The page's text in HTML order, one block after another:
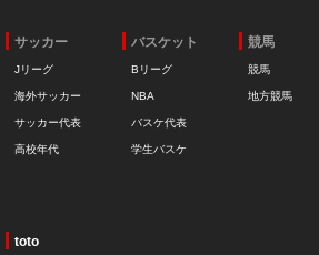
サッカー
Jリーグ
海外サッカー
サッカー代表
高校年代
バスケット
Bリーグ
NBA
バスケ代表
学生バスケ
競馬
競馬
地方競馬
toto